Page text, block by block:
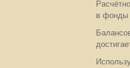
в фонды